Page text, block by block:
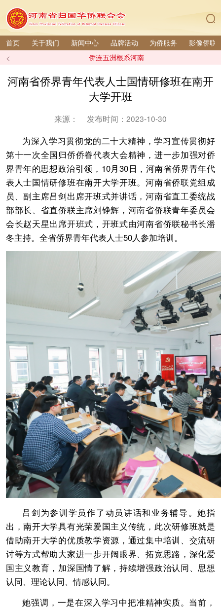
首页 关于我们 新闻中心 品牌活动 为侨服务 影像侨联
< 侨连五洲根系河南
河南省侨界青年代表人士国情研修班在南开
大学开班
来源： 发布时间：2023-10-30
为深入学习贯彻党的二十大精神，学习宣传贯彻好
第十一次全国归侨侨眷代表大会精神，进一步加强对侨
界青年的思想政治引领，10月30日，河南省侨界青年代
表人士国情研修班在南开大学开班。河南省侨联党组成
员、副主席吕剑出席开班式并讲话，河南省直工委统战
部部长、省直侨联主席刘铮辉，河南省侨联青年委员会
会长赵天星出席开班式，开班式由河南省侨联秘书长潘
冬主持。全省侨界青年代表人士50人参加培训。
吕剑为参训学员作了动员讲话和业务辅导。她指
出，南开大学具有光荣爱国主义传统，此次研修班就是
借助南开大学的优质教学资源，通过集中培训、交流研
讨等方式帮助大家进一步开阔眼界、拓宽思路，深化爱
国主义教育，加深国情了解，持续增强政治认同、思想
认同、理论认同、情感认同。
她强调，一是在深入学习中把准精神实质。当前，